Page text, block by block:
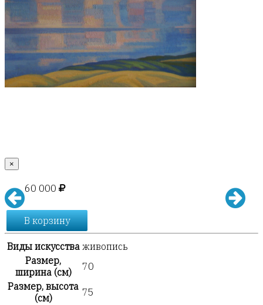
×
60 000
В корзину
Виды искусства живопись
Размер,
ширина (см)
70
Размер, высота
(см)
75